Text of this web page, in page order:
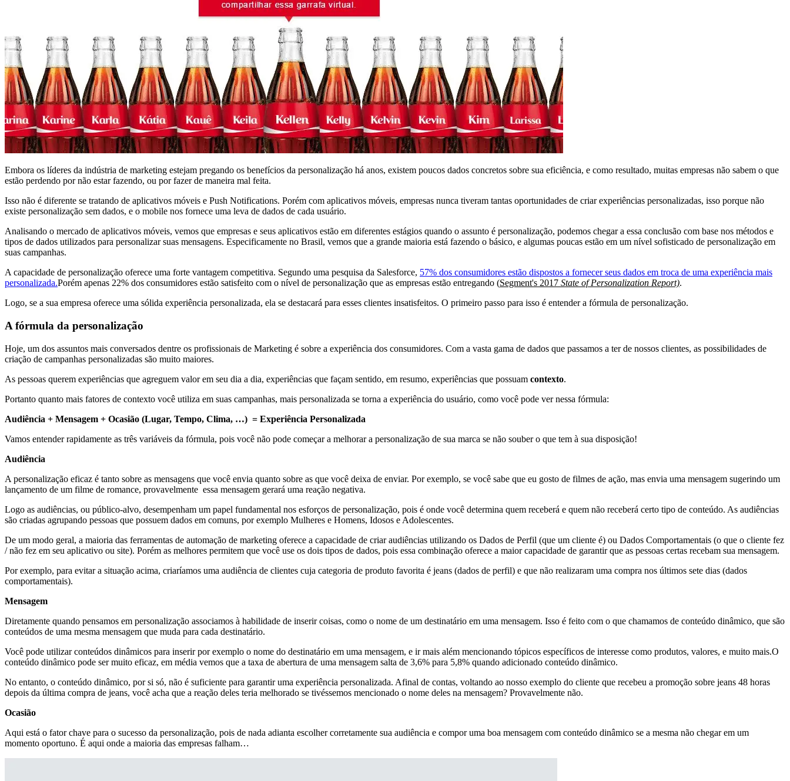
Embora os líderes da indústria de marketing estejam pregando os benefícios da personalização há anos, existem poucos dados concretos sobre sua eficiência, e como resultado, muitas empresas não sabem o que
estão perdendo por não estar fazendo, ou por fazer de maneira mal feita.
Isso não é diferente se tratando de aplicativos móveis e Push Notifications. Porém com aplicativos móveis, empresas nunca tiveram tantas oportunidades de criar experiências personalizadas, isso porque não
existe personalização sem dados, e o mobile nos fornece uma leva de dados de cada usuário.
Analisando o mercado de aplicativos móveis, vemos que empresas e seus aplicativos estão em diferentes estágios quando o assunto é personalização, podemos chegar a essa conclusão com base nos métodos e
tipos de dados utilizados para personalizar suas mensagens. Especificamente no Brasil, vemos que a grande maioria está fazendo o básico, e algumas poucas estão em um nível sofisticado de personalização em
suas campanhas.
A capacidade de personalização oferece uma forte vantagem competitiva. Segundo uma pesquisa da Salesforce, 57% dos consumidores estão dispostos a fornecer seus dados em troca de uma experiência mais
personalizada.Porém apenas 22% dos consumidores estão satisfeito com o nível de personalização que as empresas estão entregando (Segment's 2017 State of Personalization Report).
Logo, se a sua empresa oferece uma sólida experiência personalizada, ela se destacará para esses clientes insatisfeitos. O primeiro passo para isso é entender a fórmula de personalização.
A fórmula da personalização
Hoje, um dos assuntos mais conversados dentre os profissionais de Marketing é sobre a experiência dos consumidores. Com a vasta gama de dados que passamos a ter de nossos clientes, as possibilidades de
criação de campanhas personalizadas são muito maiores.
As pessoas querem experiências que agreguem valor em seu dia a dia, experiências que façam sentido, em resumo, experiências que possuam contexto.
Portanto quanto mais fatores de contexto você utiliza em suas campanhas, mais personalizada se torna a experiência do usuário, como você pode ver nessa fórmula:
Audiência + Mensagem + Ocasião (Lugar, Tempo, Clima, …) = Experiência Personalizada
Vamos entender rapidamente as três variáveis da fórmula, pois você não pode começar a melhorar a personalização de sua marca se não souber o que tem à sua disposição!
Audiência
A personalização eficaz é tanto sobre as mensagens que você envia quanto sobre as que você deixa de enviar. Por exemplo, se você sabe que eu gosto de filmes de ação, mas envia uma mensagem sugerindo um
lançamento de um filme de romance, provavelmente essa mensagem gerará uma reação negativa.
Logo as audiências, ou público-alvo, desempenham um papel fundamental nos esforços de personalização, pois é onde você determina quem receberá e quem não receberá certo tipo de conteúdo. As audiências
são criadas agrupando pessoas que possuem dados em comuns, por exemplo Mulheres e Homens, Idosos e Adolescentes.
De um modo geral, a maioria das ferramentas de automação de marketing oferece a capacidade de criar audiências utilizando os Dados de Perfil (que um cliente é) ou Dados Comportamentais (o que o cliente fez
/ não fez em seu aplicativo ou site). Porém as melhores permitem que você use os dois tipos de dados, pois essa combinação oferece a maior capacidade de garantir que as pessoas certas recebam sua mensagem.
Por exemplo, para evitar a situação acima, criaríamos uma audiência de clientes cuja categoria de produto favorita é jeans (dados de perfil) e que não realizaram uma compra nos últimos sete dias (dados
comportamentais).
Mensagem
Diretamente quando pensamos em personalização associamos à habilidade de inserir coisas, como o nome de um destinatário em uma mensagem. Isso é feito com o que chamamos de conteúdo dinâmico, que são
conteúdos de uma mesma mensagem que muda para cada destinatário.
Você pode utilizar conteúdos dinâmicos para inserir por exemplo o nome do destinatário em uma mensagem, e ir mais além mencionando tópicos específicos de interesse como produtos, valores, e muito mais.O
conteúdo dinâmico pode ser muito eficaz, em média vemos que a taxa de abertura de uma mensagem salta de 3,6% para 5,8% quando adicionado conteúdo dinâmico.
No entanto, o conteúdo dinâmico, por si só, não é suficiente para garantir uma experiência personalizada. Afinal de contas, voltando ao nosso exemplo do cliente que recebeu a promoção sobre jeans 48 horas
depois da última compra de jeans, você acha que a reação deles teria melhorado se tivéssemos mencionado o nome deles na mensagem? Provavelmente não.
Ocasião
Aqui está o fator chave para o sucesso da personalização, pois de nada adianta escolher corretamente sua audiência e compor uma boa mensagem com conteúdo dinâmico se a mesma não chegar em um
momento oportuno. É aqui onde a maioria das empresas falham…